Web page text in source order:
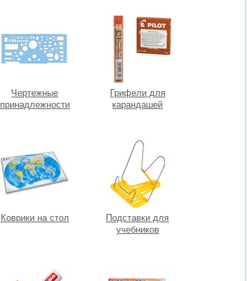
Чертежные
принадлежности
Грифели для
карандашей
Коврики на стол
Подставки для
учебников